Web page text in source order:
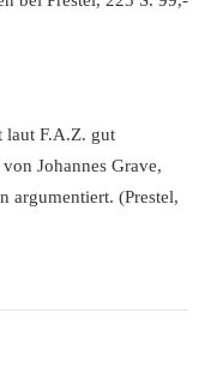
F.A.Z. gut
Johannes Grave,
argumentiert. (Prestel,